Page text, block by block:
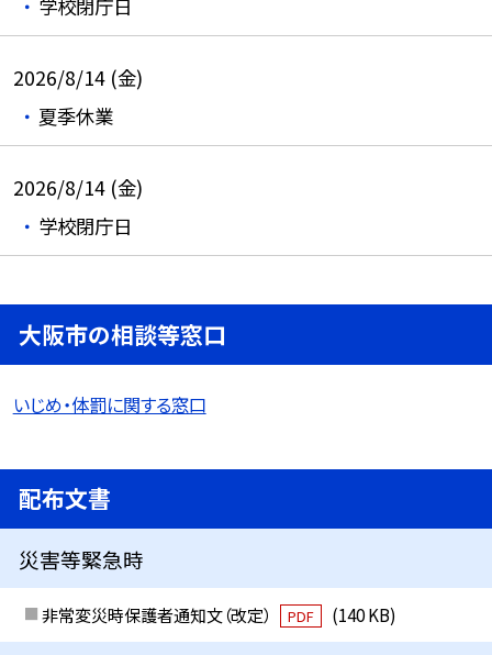
学校閉庁日
2026/8/14 (金)
夏季休業
2026/8/14 (金)
学校閉庁日
大阪市の相談等窓口
いじめ・体罰に関する窓口
配布文書
災害等緊急時
非常変災時保護者通知文（改定） PDF (140 KB)